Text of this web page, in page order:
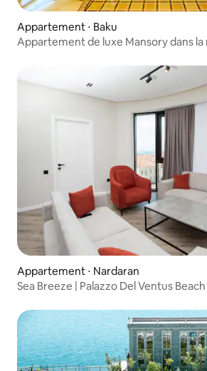
Appartement ⋅ Baku
Appartement de luxe Mansory dans la
Appartement ⋅ Nardaran
Sea Breeze | Palazzo Del Ventus